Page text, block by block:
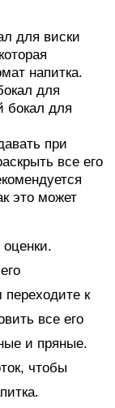
для виски
напитка.
для
бокал для
при
все его
это может
к
все его
и пряные.
чтобы